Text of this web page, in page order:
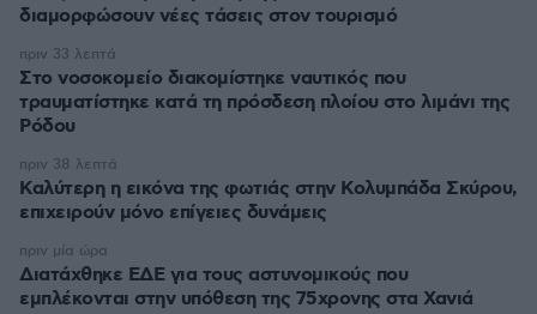
διαμορφώσουν νέες τάσεις στον τουρισμό
Στο νοσοκομείο διακομίστηκε ναυτικός που
τραυματίστηκε κατά τη πρόσδεση πλοίου στο λιμάνι της
Ρόδου
πριν 33 λεπτά
Καλύτερη η εικόνα της φωτιάς στην Κολυμπάδα Σκύρου,
επιχειρούν μόνο επίγειες δυνάμεις
πριν 38 λεπτά
Διατάχθηκε ΕΔΕ για τους αστυνομικούς που
εμπλέκονται στην υπόθεση της 75χρονης στα Χανιά
πριν μία ώρα